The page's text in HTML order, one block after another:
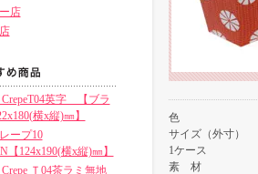
店
CrepeT04英字 【ブラ
横x縦)㎜】
ープ10
【124x190(横x縦)㎜】
Ｔ04茶ラミ無地
色
サイズ（外寸）
1ケース
素 材